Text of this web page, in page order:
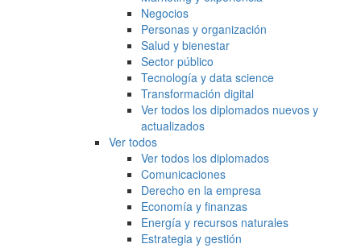
Negocios
Personas y organización
Salud y bienestar
Sector público
Tecnología y data science
Transformación digital
Ver todos los diplomados nuevos y
actualizados
Ver todos
Ver todos los diplomados
Comunicaciones
Derecho en la empresa
Economía y finanzas
Energía y recursos naturales
Estrategia y gestión